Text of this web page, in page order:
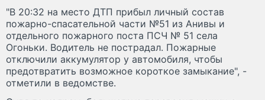
"В 20:32 на место ДТП прибыл личный состав
пожарно-спасательной части №51 из Анивы и
отдельного пожарного поста ПСЧ № 51 села
Огоньки. Водитель не пострадал. Пожарные
отключили аккумулятор у автомобиля, чтобы
предотвратить возможное короткое замыкание", -
отметили в ведомстве.